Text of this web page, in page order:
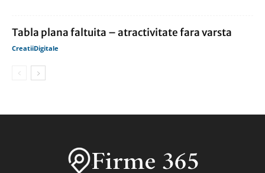
Tabla plana faltuita – atractivitate fara varsta
CreatiiDigitale